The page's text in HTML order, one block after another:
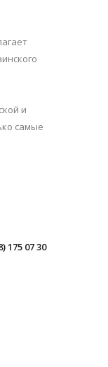
и
самые
175 07 30